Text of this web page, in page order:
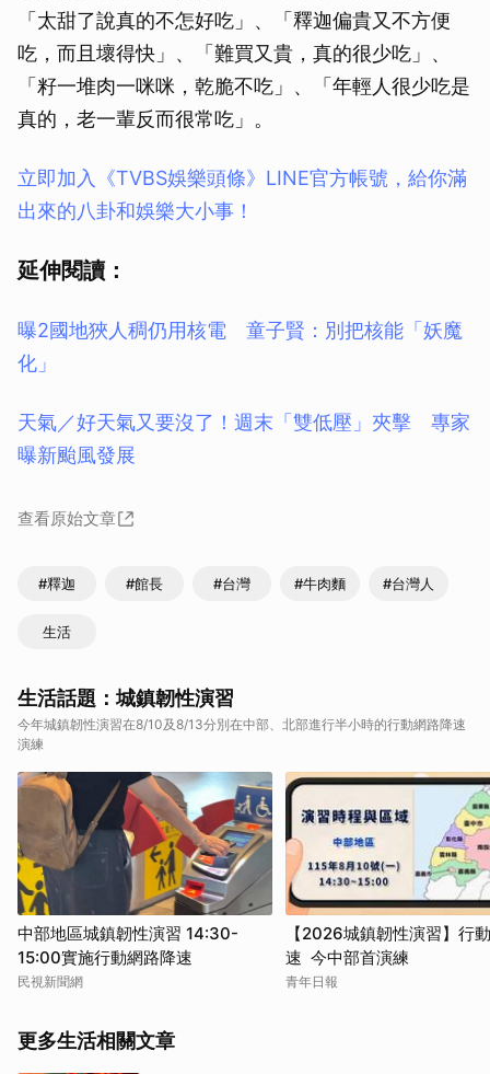
「太甜了說真的不怎好吃」、「釋迦偏貴又不方便
吃，而且壞得快」、「難買又貴，真的很少吃」、
「籽一堆肉一咪咪，乾脆不吃」、「年輕人很少吃是
真的，老一輩反而很常吃」。
立即加入《TVBS娛樂頭條》LINE官方帳號，給你滿
出來的八卦和娛樂大小事！
延伸閱讀：
曝2國地狹人稠仍用核電 童子賢：別把核能「妖魔
化」
天氣／好天氣又要沒了！週末「雙低壓」夾擊 專家
曝新颱風發展
查看原始文章
#釋迦 #館長 #台灣 #牛肉麵 #台灣人
生活
生活話題：城鎮韌性演習
今年城鎮韌性演習在8/10及8/13分別在中部、北部進行半小時的行動網路降速
演練
中部地區城鎮韌性演習 14:30-
15:00實施行動網路降速
民視新聞網
【2026城鎮韌性演習】行
速 今中部首演練
青年日報
更多生活相關文章